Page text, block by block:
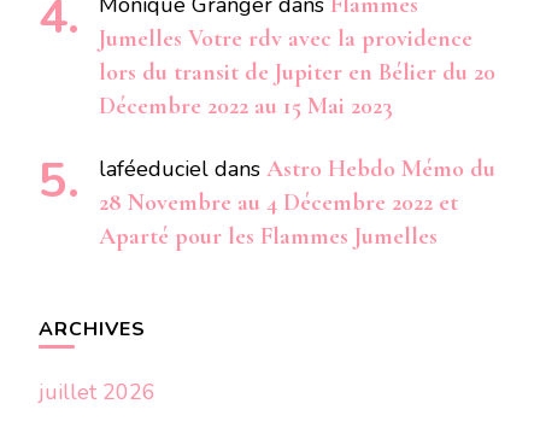
Jumelles Votre rdv avec la providence
lors du transit de Jupiter en Bélier du 20
Décembre 2022 au 15 Mai 2023
laféeduciel dans Astro Hebdo Mémo du
28 Novembre au 4 Décembre 2022 et
Aparté pour les Flammes Jumelles
ARCHIVES
juillet 2026